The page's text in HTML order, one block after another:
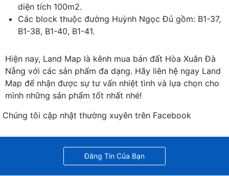
diện tích 100m2.
Các block thuộc đường Huỳnh Ngọc Đủ gồm: B1-37,
B1-38, B1-40, B1-41.
Hiện nay, Land Map là kênh mua bán đất Hòa Xuân Đà
Nẵng với các sản phẩm đa dạng. Hãy liên hệ ngay Land
Map để nhận được sự tư vấn nhiệt tình và lựa chọn cho
mình những sản phẩm tốt nhất nhé!
Chúng tôi cập nhật thường xuyên trên Facebook
Đăng Tin Của Bạn